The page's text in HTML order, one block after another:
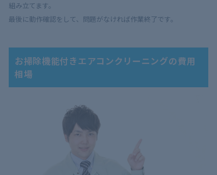
組み立てます。
最後に動作確認をして、問題がなければ作業終了です。
お掃除機能付きエアコンクリーニングの費用
相場